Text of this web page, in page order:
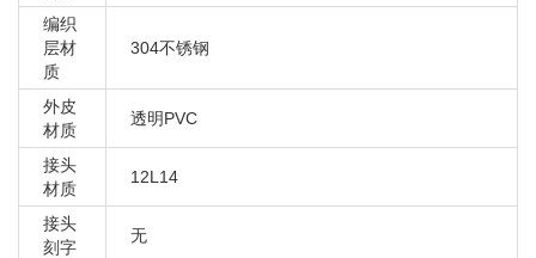
编织
层材
质
304不锈钢
外皮
材质
透明PVC
接头
材质
12L14
接头
刻字
无